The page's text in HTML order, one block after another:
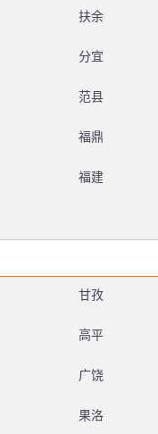
扶余
分宜
范县
福鼎
福建
甘孜
高平
广饶
果洛